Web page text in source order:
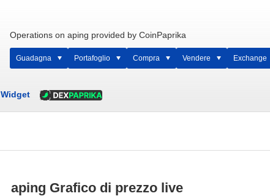
Operations on aping provided by CoinPaprika
Guadagna Portafoglio Compra Vendere Exchange
Widget
aping Grafico di prezzo live